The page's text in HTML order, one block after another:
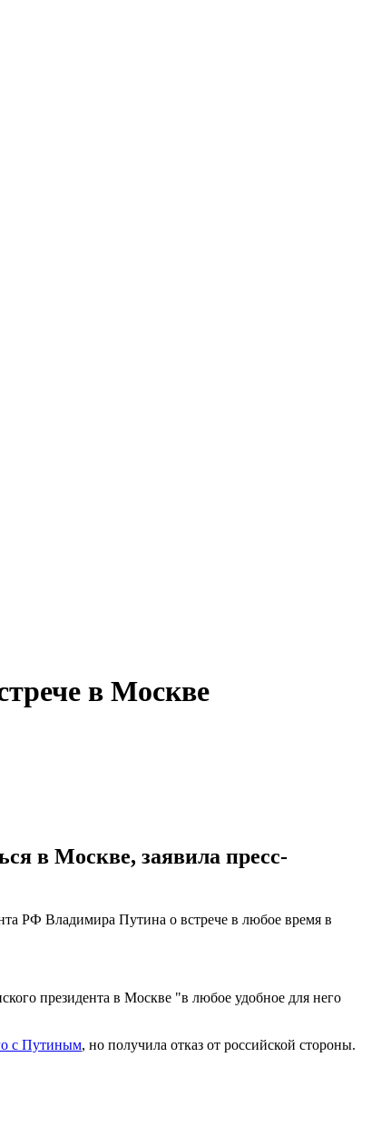
в Москве
в Москве, заявила пресс-
РФ Владимира Путина о встрече в любое время в
президента в Москве "в любое удобное для него
с Путиным, но получила отказ от российской стороны.